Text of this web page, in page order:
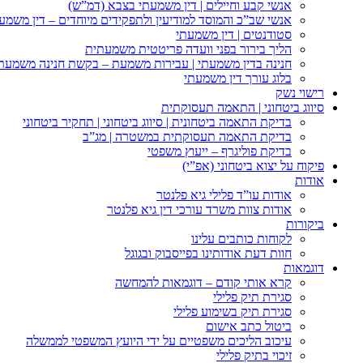
אנשי קבע וחיילים | דין משמעתי בצבא (דמ”ש)
אנשי שב”כ והמוסד למודיעין ולתפקידים מיוחדים – דין
סטודנטים | דין משמעתי
הליך בירור בפני וועדה פריטטית משמעתית
חנינה בדין משמעתי | עבירות משמעת – בקשת חנינה
בלוג עורך דין משמעתי
רישוי נשק
סיווג ביטחוני | התאמה תעסוקתית
בדיקת התאמה ביטחונית | סיווג ביטחוני | תחקיר ביטחוני
בדיקת התאמה תעסוקתית במשטרה | מג”ב
בדיקת פוליגרף – ייעוץ משפטי
פיקוח על יצוא ביטחוני (אפ”י)
אודות
אודות עו”ד פלילי גיא פלנטר
אודות צוות משרד עורכי דין גיא פלנטר
ביקורות
לקוחות כותבים עלינו
חוות דעת אודותינו בפייסבוק ובגוגל
דוגמאות
קרא אותי קודם – דוגמאות להמחשה
סגירת תיק פלילי
סגירת תיק בשימוע פלילי
ביטול כתב אישום
עיכוב הליכים משפטיים על ידי היועץ המשפטי לממשלה
זיכוי בתיק פלילי